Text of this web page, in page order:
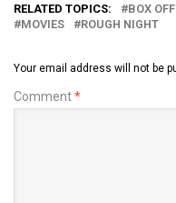
RELATED TOPICS: BOX
MOVIES
ROUGH NIGHT
Your email address will not be
Comment*